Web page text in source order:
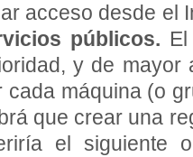
acceso desde el
públicos.
y de mayor
cada máquina (o
que crear una
el siguiente